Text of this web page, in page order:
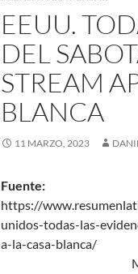
EEUU.
DEL
STREAM
BLANCA
11 MARZO, 2023
Fuente:
https://
unidos-todas-las-
a-la-casa-
Mision